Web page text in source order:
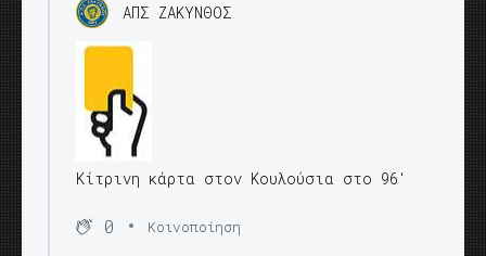
ΑΠΣ ΖΑΚΥΝΘΟΣ
Κίτρινη κάρτα στον Κουλούσια στο 96'
0 Κοινοποίηση